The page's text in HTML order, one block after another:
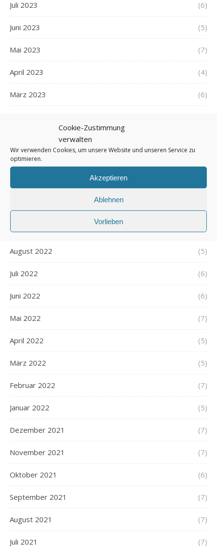
Cookie-Zustimmung
verwalten
Wir verwenden Cookies, um unsere Website und unseren Service zu
optimieren.
Akzeptieren
Ablehnen
Vorlieben
Juli 2023 (6)
Juni 2023 (5)
Mai 2023 (7)
April 2023 (4)
März 2023 (6)
Dezember 2022
November 2022 (6)
September 2022 (5)
August 2022 (5)
Juli 2022 (6)
Juni 2022 (6)
Mai 2022 (7)
April 2022 (5)
März 2022 (5)
Februar 2022 (7)
Januar 2022 (5)
Dezember 2021 (7)
November 2021 (7)
Oktober 2021 (6)
September 2021 (7)
August 2021 (7)
Juli 2021 (7)